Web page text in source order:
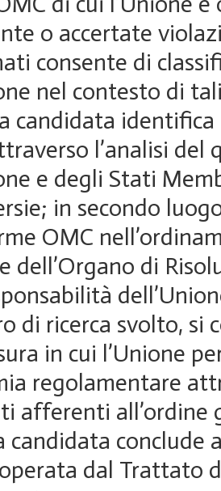
o accertate
consente di
nel contesto di
candidata
l’analisi
e degli Stati
in secondo
OMC
dell’Organo di
di ricerca svolto, si
in cui l’Unione
regolamentare
afferenti all’ordine
candidata
dal Trattato